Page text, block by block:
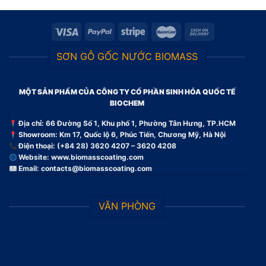
SƠN GỖ GỐC NƯỚC BIOMASS
MỘT SẢN PHẨM CỦA CÔNG TY CỔ PHẦN SINH HÓA QUỐC TẾ
BIOCHEM
Địa chỉ: 66 Đường Số 1, Khu phố 1, Phường Tân Hưng, TP.HCM
Showroom: Km 17, Quốc lộ 6, Phúc Tiến, Chương Mỹ, Hà Nội
Điện thoại: (+84 28) 3620 4207 – 3620 4208
Website:www.biomasscoating.com
Email:contacts@biomasscoating.com
VĂN PHÒNG